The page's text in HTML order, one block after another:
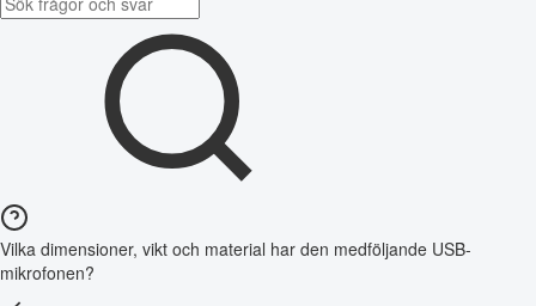
Vilka dimensioner, vikt och material har den medföljande USB-
mikrofonen?